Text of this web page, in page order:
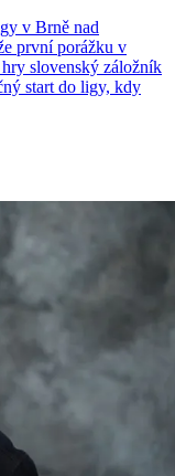
v Brně nad
první porážku v
slovenský záložník
start do ligy, kdy